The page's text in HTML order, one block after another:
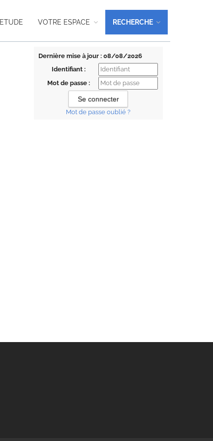
ETUDE VOTRE ESPACE RECHERCHE
Dernière mise à jour : 08/08/2026
Identifiant :
Mot de passe :
Mot de passe oublié ?